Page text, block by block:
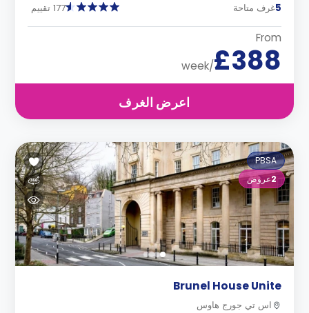
5غرف متاحة 177 تقييم
From
£388
/week
اعرض الغرف
PBSA
2عروض
Brunel House Unite
اس تي جورج هاوس